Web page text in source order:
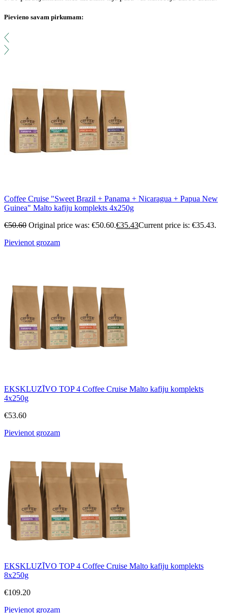
Pievieno savam pirkumam:
Coffee Cruise "Sweet Brazil + Panama + Nicaragua + Papua New
Guinea" Malto kafiju komplekts 4x250g
€50.60 Original price was: €50.60.€35.43Current price is: €35.43.
Pievienot grozam
EKSKLUZĪVO TOP 4 Coffee Cruise Malto kafiju komplekts
4x250g
€53.60
Pievienot grozam
EKSKLUZĪVO TOP 4 Coffee Cruise Malto kafiju komplekts
8x250g
€109.20
Pievienot grozam